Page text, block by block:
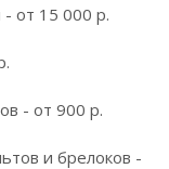
- от 15 000 р.
- от 900 р.
и брелоков -